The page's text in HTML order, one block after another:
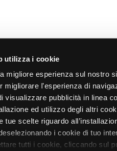
utilizza i cookie
migliore esperienza sul nostro
migliorare l'esperienza di
visualizzare pubblicità in linea
ed utilizzo degli altri
tue scelte riguardo
i cookie di tuo
tutti i cookie, cliccando sul